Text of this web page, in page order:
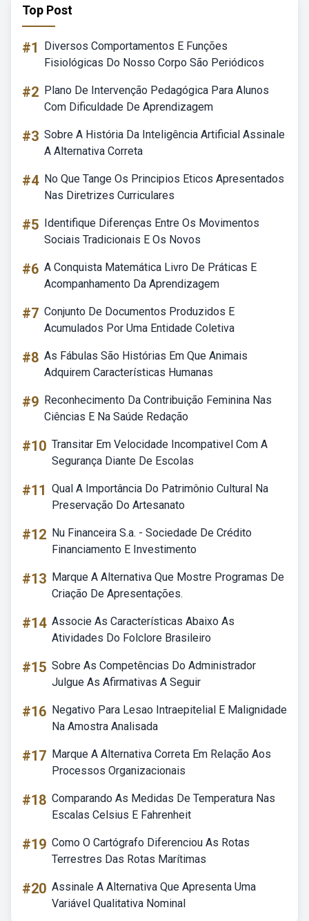
Top Post
#1
Diversos Comportamentos E Funções
Fisiológicas Do Nosso Corpo São Periódicos
#2 Plano De Intervenção Pedagógica Para Alunos
Com Dificuldade De Aprendizagem
#3 Sobre A História Da Inteligência Artificial Assinale
A Alternativa Correta
#4 No Que Tange Os Principios Eticos Apresentados
Nas Diretrizes Curriculares
#5 Identifique Diferenças Entre Os Movimentos
Sociais Tradicionais E Os Novos
#6 A Conquista Matemática Livro De Práticas E
Acompanhamento Da Aprendizagem
#7 Conjunto De Documentos Produzidos E
Acumulados Por Uma Entidade Coletiva
#8 As Fábulas São Histórias Em Que Animais
Adquirem Características Humanas
#9 Reconhecimento Da Contribuição Feminina Nas
Ciências E Na Saúde Redação
#10 Transitar Em Velocidade Incompativel Com A
Segurança Diante De Escolas
#11 Qual A Importância Do Patrimônio Cultural Na
Preservação Do Artesanato
#12 Nu Financeira S.a. - Sociedade De Crédito
Financiamento E Investimento
#13 Marque A Alternativa Que Mostre Programas De
Criação De Apresentações.
#14 Associe As Características Abaixo As
Atividades Do Folclore Brasileiro
#15 Sobre As Competências Do Administrador
Julgue As Afirmativas A Seguir
#16 Negativo Para Lesao Intraepitelial E Malignidade
Na Amostra Analisada
#17 Marque A Alternativa Correta Em Relação Aos
Processos Organizacionais
#18 Comparando As Medidas De Temperatura Nas
Escalas Celsius E Fahrenheit
#19 Como O Cartógrafo Diferenciou As Rotas
Terrestres Das Rotas Marítimas
#20 Assinale A Alternativa Que Apresenta Uma
Variável Qualitativa Nominal